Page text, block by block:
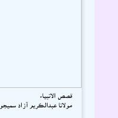
قصص الانبياء
مولانا عبدالڪريم آزاد سميجو